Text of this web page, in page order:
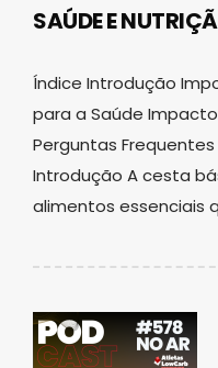
SAÚDE E
Índice Introdução
para a Saúde
Perguntas
Introdução A cesta
alimentos essenciais